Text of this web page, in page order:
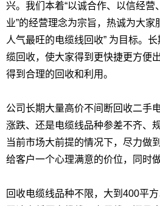
兴。我们本着“以诚合作、以信经
业”的经营理念为宗旨，热诚为大家
人气最旺的电缆线回收” 为目标。
缆回收，使大家得到更快捷更方便
得到合理的回收和利用。
公司长期大量高价不间断回收二手
涨跌、还是电缆线品种参差不齐、
当前市场大前提的情况下，尽力做
给客户一个心理满意的价位，同时
回收电缆线品种不限，大到400平